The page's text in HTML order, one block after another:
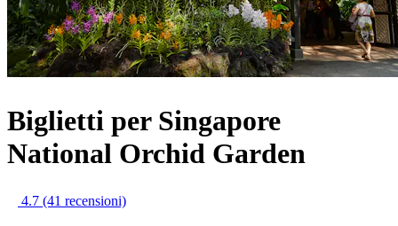
Biglietti per Singapore
National Orchid Garden
4.7 (41 recensioni)